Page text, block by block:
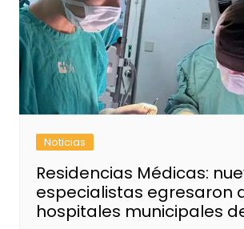
Noticias
Residencias Médicas:
especialistas egresaron
hospitales municipales